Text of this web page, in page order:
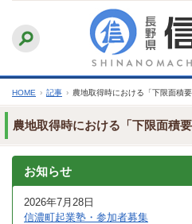
文
へ
ふりがなをつける
文字サイズ
HOME › 記事 › 農地取得時における「下限面積
農地取得時における「下限面積
お知らせ
2026年7月28日
信濃町起業塾・参加者募集